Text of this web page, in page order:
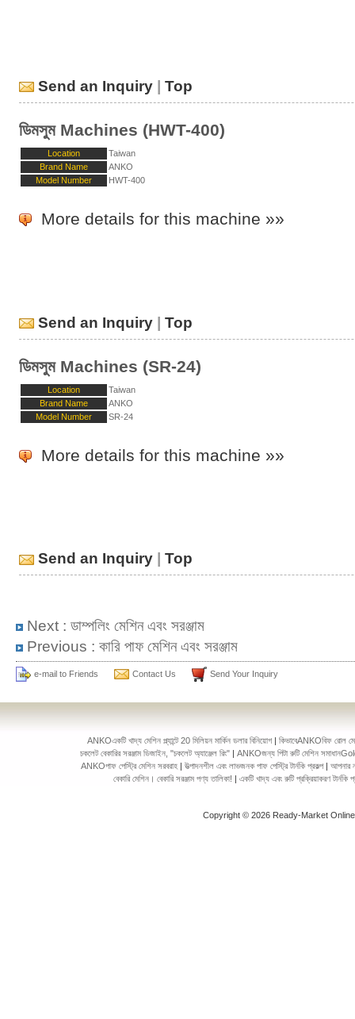
Send an Inquiry | Top
ডিমসুম Machines (HWT-400)
Location
Taiwan
Brand Name
ANKO
Model Number
HWT-400
More details for this machine »»
Send an Inquiry | Top
ডিমসুম Machines (SR-24)
Location
Taiwan
Brand Name
ANKO
Model Number
SR-24
More details for this machine »»
Send an Inquiry | Top
Next : ডাম্পলিং মেশিন এবং সরঞ্জাম
Previous : কারি পাফ মেশিন এবং সরঞ্জাম
e-mail to Friends Contact Us Send Your Inquiry
ANKOএকটি খাদ্য মেশিন প্ল্যান্টে 20 মিলিয়ন মার্কিন ডলার বিনিয়োগ |কিভাবেANKOবিফ রোল
চকলেট বেকারির সরঞ্জাম ডিজাইন, "চকলেট অ্যাঞ্জেল রিং" |ANKOজন্য পিটা রুটি মেশিন
ANKOপাফ পেস্ট্রি মেশিন সরবরাহ |উত্পাদনশীল এবং লাভজনক পাফ পেস্ট্রি টার্নকি প্রকল্প|আপনার
বেকারি মেশিন। বেকারি সরঞ্জাম পণ্য তালিকা!
একটি খাদ্য এবং রুটি প্রক্রিয়াকরণ
Copyright © 2026 Ready-Market